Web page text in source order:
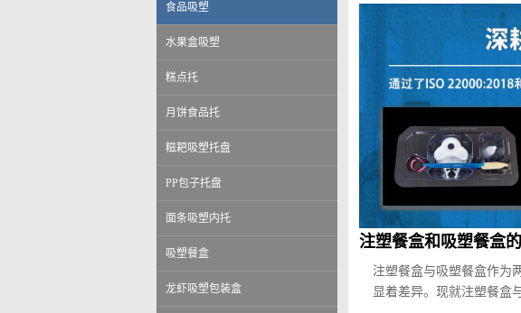
食品吸塑
水果盒吸塑
糕点托
月饼食品托
糍耙吸塑托盘
PP包子托盘
面条吸塑内托
吸塑餐盒
龙虾吸塑包装盒
注塑餐盒和吸塑餐盒
注塑餐盒与吸塑餐盒作为
显着差异。现就注塑餐盒